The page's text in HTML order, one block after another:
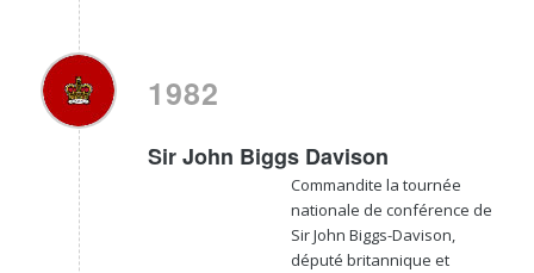
1982
Sir John Biggs Davison
Commandite la tournée
nationale de conférence de
Sir John Biggs-Davison,
député britannique et